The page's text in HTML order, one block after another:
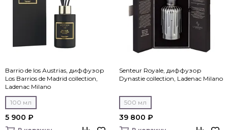
Barrio de los Austrias, диффузор
Los Barrios de Madrid collection,
Ladenac Milano
100 мл
5 900 ₽
Senteur Royale, диффузор
Dynastie collection, Ladenac Milano
500 мл
39 800 ₽